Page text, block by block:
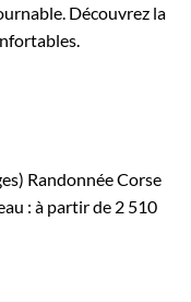
Découvrez la
Randonnée Corse
: à partir de 2 510